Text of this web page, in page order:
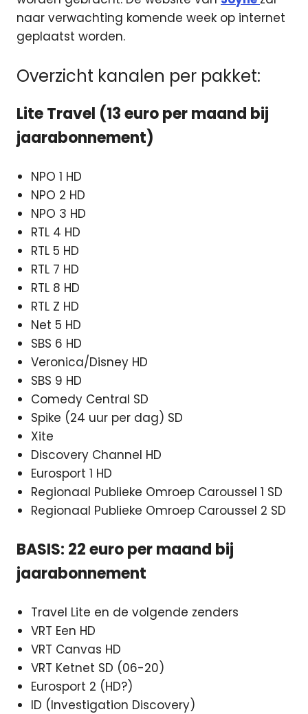
naar verwachting komende week op internet
geplaatst worden.
Overzicht kanalen per pakket:
Lite Travel (13 euro per maand bij
jaarabonnement)
NPO 1 HD
NPO 2 HD
NPO 3 HD
RTL 4 HD
RTL 5 HD
RTL 7 HD
RTL 8 HD
RTL Z HD
Net 5 HD
SBS 6 HD
Veronica/Disney HD
SBS 9 HD
Comedy Central SD
Spike (24 uur per dag) SD
Xite
Discovery Channel HD
Eurosport 1 HD
Regionaal Publieke Omroep Caroussel 1 SD
Regionaal Publieke Omroep Caroussel 2 SD
BASIS: 22 euro per maand bij
jaarabonnement
Travel Lite en de volgende zenders
VRT Een HD
VRT Canvas HD
VRT Ketnet SD (06-20)
Eurosport 2 (HD?)
ID (Investigation Discovery)